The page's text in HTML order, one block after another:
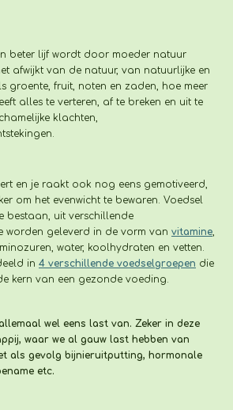
beter lijf wordt door moeder natuur
afwijkt van de natuur, van natuurlijke en
groente, fruit, noten en zaden, hoe meer
alles te verteren, af te breken en uit te
klachten,
en je raakt ook nog eens gemotiveerd,
om het evenwicht te bewaren. Voedsel
bestaan, uit verschillende
worden geleverd in de vorm van vitamine,
water, koolhydraten en vetten.
in 4 verschillende voedselgroepen die
kern van een gezonde voeding.
wel eens last van. Zeker in deze
waar we al gauw last hebben van
als gevolg bijnieruitputting, hormonale
etc.